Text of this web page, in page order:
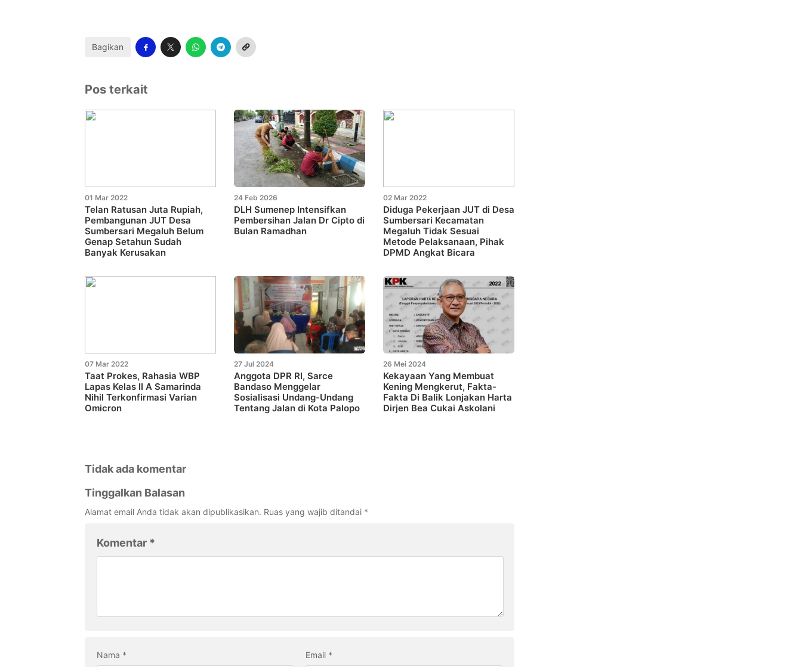
Bagikan
Pos terkait
01 Mar 2022
Telan Ratusan Juta Rupiah,
Pembangunan JUT Desa
Sumbersari Megaluh Belum
Genap Setahun Sudah
Banyak Kerusakan
24 Feb 2026
DLH Sumenep Intensifkan
Pembersihan Jalan Dr Cipto di
Bulan Ramadhan
02 Mar 2022
Diduga Pekerjaan JUT di Desa
Sumbersari Kecamatan
Megaluh Tidak Sesuai
Metode Pelaksanaan, Pihak
DPMD Angkat Bicara
07 Mar 2022
Taat Prokes, Rahasia WBP
Lapas Kelas II A Samarinda
Nihil Terkonfirmasi Varian
Omicron
27 Jul 2024
Anggota DPR RI, Sarce
Bandaso Menggelar
Sosialisasi Undang-Undang
Tentang Jalan di Kota Palopo
26 Mei 2024
Kekayaan Yang Membuat
Kening Mengkerut, Fakta-
Fakta Di Balik Lonjakan Harta
Dirjen Bea Cukai Askolani
Tidak ada komentar
Tinggalkan Balasan
Alamat email Anda tidak akan dipublikasikan. Ruas yang wajib ditandai *
Komentar *
Nama * Email *